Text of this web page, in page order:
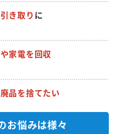
家電を回収
き取り に
廃品を捨てたい
お悩みは様々